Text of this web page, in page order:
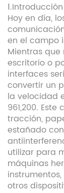
Hoy en día,
en el campo
Mientras
escritorio o
interfaces
convertir un
la velocidad
961,200.
tracción,
estañado
utilizar para
máquinas
otros